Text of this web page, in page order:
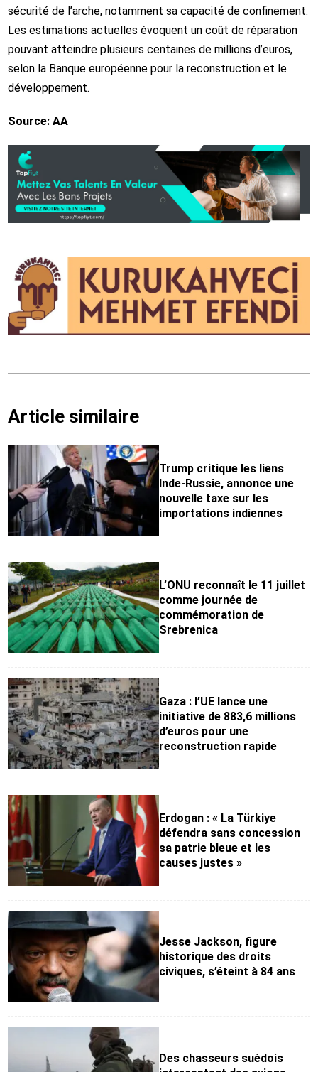
sécurité de l’arche, notamment sa capacité de confinement.
Les estimations actuelles évoquent un coût de réparation
pouvant atteindre plusieurs centaines de millions d’euros,
selon la Banque européenne pour la reconstruction et le
développement.
Source: AA
Article similaire
Trump critique les liens
Inde-Russie, annonce une
nouvelle taxe sur les
importations indiennes
L’ONU reconnaît le 11 juillet
comme journée de
commémoration de
Srebrenica
Gaza : l’UE lance une
initiative de 883,6 millions
d’euros pour une
reconstruction rapide
Erdogan : « La Türkiye
défendra sans concession
sa patrie bleue et les
causes justes »
Jesse Jackson, figure
historique des droits
civiques, s’éteint à 84 ans
Des chasseurs suédois